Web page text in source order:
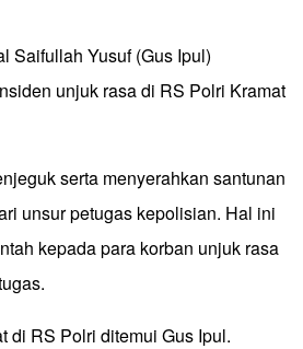
Saifullah Yusuf (Gus Ipul)
unjuk rasa di RS Polri Kramat
serta menyerahkan santunan
unsur petugas kepolisian. Hal ini
kepada para korban unjuk rasa
di RS Polri ditemui Gus Ipul.